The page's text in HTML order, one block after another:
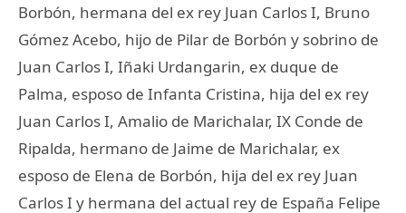
Borbón, hermana del ex rey Juan Carlos I, Bruno
Gómez Acebo, hijo de Pilar de Borbón y sobrino de
Juan Carlos I, Iñaki Urdangarin, ex duque de
Palma, esposo de Infanta Cristina, hija del ex rey
Juan Carlos I, Amalio de Marichalar, IX Conde de
Ripalda, hermano de Jaime de Marichalar, ex
esposo de Elena de Borbón, hija del ex rey Juan
Carlos I y hermana del actual rey de España Felipe